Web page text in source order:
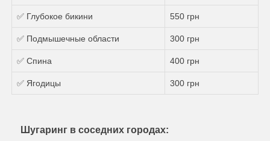
✅ Глубокое бикини 550 грн
✅ Подмышечные области 300 грн
✅ Спина 400 грн
✅ Ягодицы 300 грн
Шугаринг в соседних городах: